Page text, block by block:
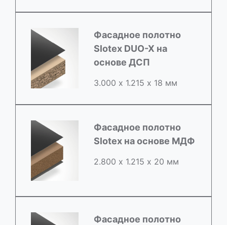
Фасадное полотно
Slotex DUO-X на
основе ДСП
3.000 х 1.215 х 18 мм
Фасадное полотно
Slotex на основе МДФ
2.800 х 1.215 х 20 мм
Фасадное полотно